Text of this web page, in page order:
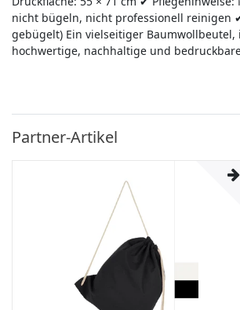
nicht bügeln, nicht professionell reinigen
gebügelt) Ein vielseitiger
hochwertige, nachhaltige und
Partner-Artikel